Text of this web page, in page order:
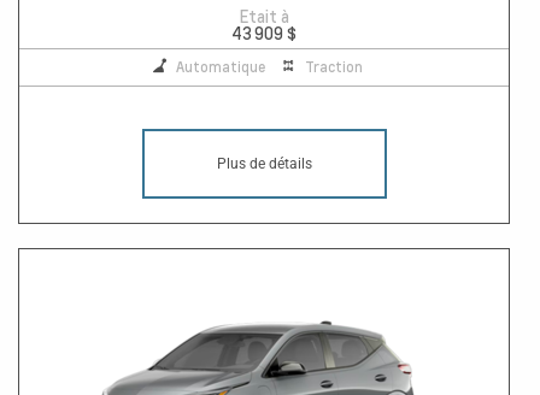
Etait à
43 909 $
Automatique Traction
Plus de détails